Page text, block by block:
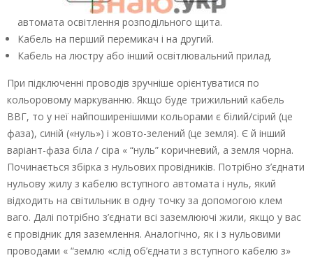
автомата освітлення розподільного щита.
Кабель на перший перемикач і на другий.
Кабель на люстру або інший освітлювальний прилад.
При підключенні проводів зручніше орієнтуватися по
кольоровому маркуванню. Якщо буде трижильний кабель
ВВГ, то у неї найпоширенішими кольорами є білий/сірий (це
фаза), синій («нуль») і жовто-зелений (це земля). Є й інший
варіант-фаза біла / сіра « “нуль” коричневий, а земля чорна.
Починається збірка з нульових провідників. Потрібно з’єднати
нульову жилу з кабелю вступного автомата і нуль, який
відходить на світильник в одну точку за допомогою клем
ваго. Далі потрібно з’єднати всі заземлюючі жили, якщо у вас
є провідник для заземлення. Аналогічно, як і з нульовими
проводами « “землю «слід об’єднати з вступного кабелю з»